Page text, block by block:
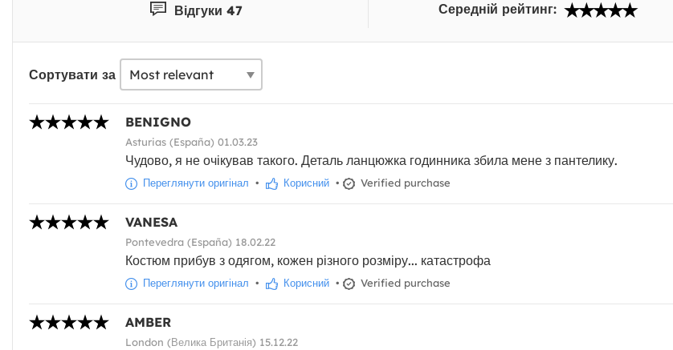
Відгуки 47 Середній рейтинг:
Сортувати за
BENIGNO
Asturias (España) 01.03.23
Чудово, я не очікував такого. Деталь ланцюжка годинника збила мене з пантелику.
Переглянути оригінал • Корисний • Verified purchase
VANESA
Pontevedra (España) 18.02.22
Костюм прибув з одягом, кожен різного розміру... катастрофа
Переглянути оригінал • Корисний • Verified purchase
AMBER
London (Велика Британія) 15.12.22